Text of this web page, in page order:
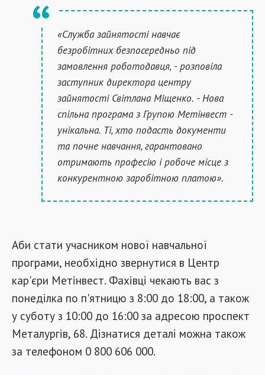
«Служба зайнятості навчає
безробітних безпосередньо під
замовлення роботодавця, - розповіла
заступник директора центру
зайнятості Світлана Міщенко. - Нова
спільна програма з Групою Метінвест -
унікальна. Ті, хто подасть документи
та почне навчання, гарантовано
отримають професію і робоче місце з
конкурентною заробітною платою».
Аби стати учасником нової навчальної
програми, необхідно звернутися в Центр
кар'єри Метінвест. Фахівці чекають вас з
понеділка по п'ятницю з 8:00 до 18:00, а також
у суботу з 10:00 до 16:00 за адресою проспект
Металургів, 68. Дізнатися деталі можна також
за телефоном 0 800 606 000.